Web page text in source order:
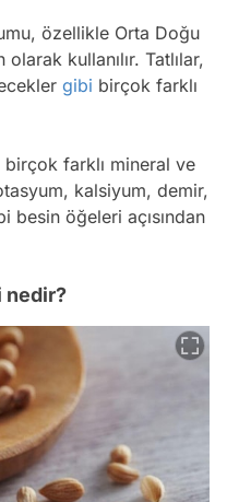
özellikle Orta Doğu
olarak kullanılır. Tatlılar,
gibi birçok farklı
farklı mineral ve
kalsiyum, demir,
öğeleri açısından
nedir?